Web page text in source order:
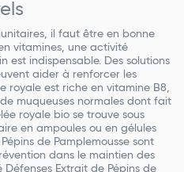
il faut être en bonne
vitamines, une activité
est indispensable. Des solutions
aider à renforcer les
royale est riche en vitamine B8,
muqueuses normales dont fait
royale bio se trouve sous
en ampoules ou en gélules
de Pamplemousse sont
dans le maintien des
Extrait de Pépins de